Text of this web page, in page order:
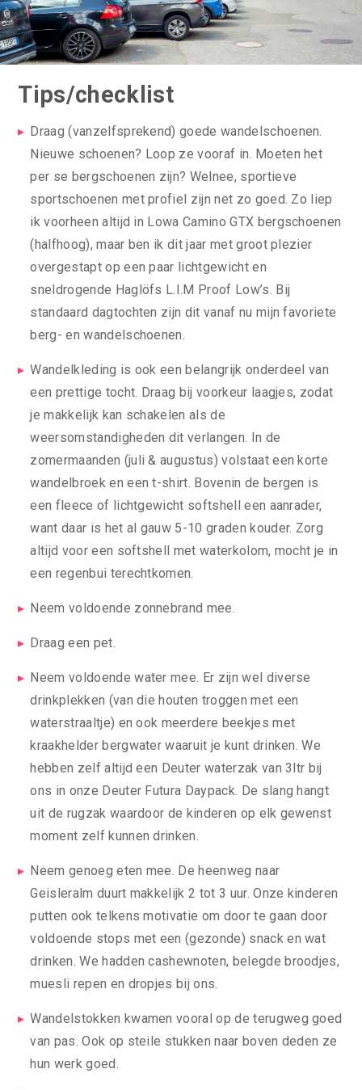
Tips/checklist
Draag (vanzelfsprekend) goede wandelschoenen.
Nieuwe schoenen? Loop ze vooraf in. Moeten het
per se bergschoenen zijn? Welnee, sportieve
sportschoenen met profiel zijn net zo goed. Zo liep
ik voorheen altijd in Lowa Camino GTX bergschoenen
(halfhoog), maar ben ik dit jaar met groot plezier
overgestapt op een paar lichtgewicht en
sneldrogende Haglöfs L.I.M Proof Low’s. Bij
standaard dagtochten zijn dit vanaf nu mijn favoriete
berg- en wandelschoenen.
Wandelkleding is ook een belangrijk onderdeel van
een prettige tocht. Draag bij voorkeur laagjes, zodat
je makkelijk kan schakelen als de
weersomstandigheden dit verlangen. In de
zomermaanden (juli & augustus) volstaat een korte
wandelbroek en een t-shirt. Bovenin de bergen is
een fleece of lichtgewicht softshell een aanrader,
want daar is het al gauw 5-10 graden kouder. Zorg
altijd voor een softshell met waterkolom, mocht je in
een regenbui terechtkomen.
Neem voldoende zonnebrand mee.
Draag een pet.
Neem voldoende water mee. Er zijn wel diverse
drinkplekken (van die houten troggen met een
waterstraaltje) en ook meerdere beekjes met
kraakhelder bergwater waaruit je kunt drinken. We
hebben zelf altijd een Deuter waterzak van 3ltr bij
ons in onze Deuter Futura Daypack. De slang hangt
uit de rugzak waardoor de kinderen op elk gewenst
moment zelf kunnen drinken.
Neem genoeg eten mee. De heenweg naar
Geisleralm duurt makkelijk 2 tot 3 uur. Onze kinderen
putten ook telkens motivatie om door te gaan door
voldoende stops met een (gezonde) snack en wat
drinken. We hadden cashewnoten, belegde broodjes,
muesli repen en dropjes bij ons.
Wandelstokken kwamen vooral op de terugweg goed
van pas. Ook op steile stukken naar boven deden ze
hun werk goed.